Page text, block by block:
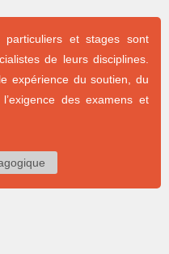
et stages sont
de leurs disciplines.
expérience du soutien, du
des examens et